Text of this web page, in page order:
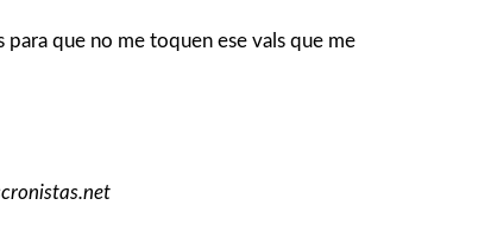
que no me toquen ese vals que me